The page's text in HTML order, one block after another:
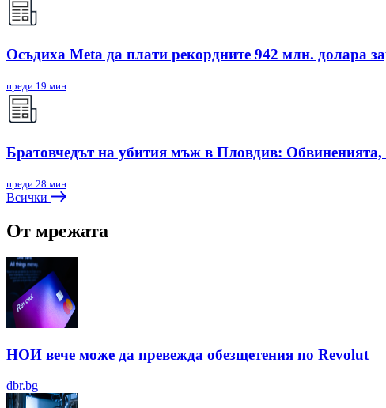
Осъдиха Meta да плати рекордните 942 млн. долара
преди 19 мин
Братовчедът на убития мъж в Пловдив: Обвиненията,
преди 28 мин
Всички
От мрежата
НОИ вече може да превежда обезщетения по Revolut
dbr.bg